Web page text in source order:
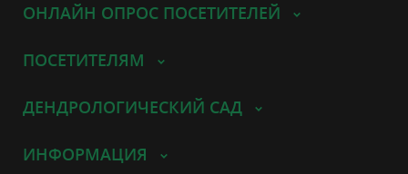
ОНЛАЙН ОПРОС ПОСЕТИТЕЛЕЙ
ПОСЕТИТЕЛЯМ
ДЕНДРОЛОГИЧЕСКИЙ САД
ИНФОРМАЦИЯ